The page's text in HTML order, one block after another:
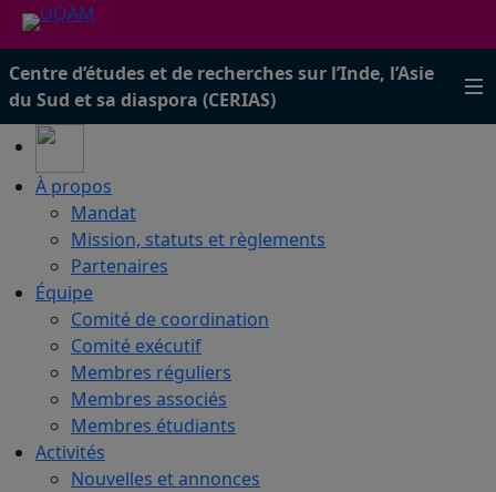
Centre d’études et de recherches sur l’Inde, l’Asie
du Sud et sa diaspora (CERIAS)
À propos
Mandat
Mission, statuts et règlements
Partenaires
Équipe
Comité de coordination
Comité exécutif
Membres réguliers
Membres associés
Membres étudiants
Activités
Nouvelles et annonces